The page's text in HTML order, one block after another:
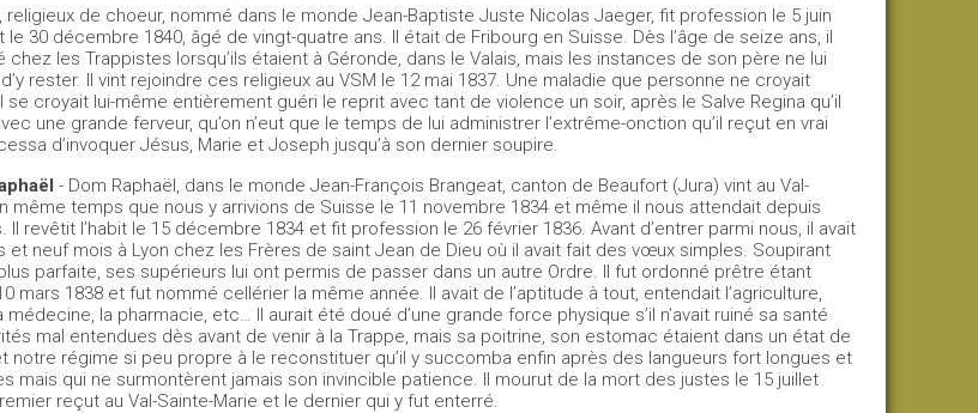
religieux de choeur, nommé dans le monde Jean-Baptiste Juste Nicolas Jaeger, fit profession le 5 juin
le 30 décembre 1840, âgé de vingt-quatre ans. Il était de Fribourg en Suisse. Dès l’âge de seize ans, il
chez les Trappistes lorsqu’ils étaient à Géronde, dans le Valais, mais les instances de son père ne lui
rester. Il vint rejoindre ces religieux au VSM le 12 mai 1837. Une maladie que personne ne croyait
se croyait lui-même entièrement guéri le reprit avec tant de violence un soir, après le Salve Regina qu’il
une grande ferveur, qu’on n’eut que le temps de lui administrer l’extrême-onction qu’il reçut en vrai
d’invoquer Jésus, Marie et Joseph jusqu’à son dernier soupire.
- Dom Raphaël, dans le monde Jean-François Brangeat, canton de Beaufort (Jura) vint au Val-
même temps que nous y arrivions de Suisse le 11 novembre 1834 et même il nous attendait depuis
Il revêtit l’habit le 15 décembre 1834 et fit profession le 26 février 1836. Avant d’entrer parmi nous, il avait
et neuf mois à Lyon chez les Frères de saint Jean de Dieu où il avait fait des vœux simples. Soupirant
parfaite, ses supérieurs lui ont permis de passer dans un autre Ordre. Il fut ordonné prêtre étant
mars 1838 et fut nommé cellérier la même année. Il avait de l’aptitude à tout, entendait l’agriculture,
médecine, la pharmacie, etc… Il aurait été doué d’une grande force physique s’il n’avait ruiné sa santé
mal entendues dès avant de venir à la Trappe, mais sa poitrine, son estomac étaient dans un état de
notre régime si peu propre à le reconstituer qu’il y succomba enfin après des langueurs fort longues et
mais qui ne surmontèrent jamais son invincible patience. Il mourut de la mort des justes le 15 juillet
reçut au Val-Sainte-Marie et le dernier qui y fut enterré.